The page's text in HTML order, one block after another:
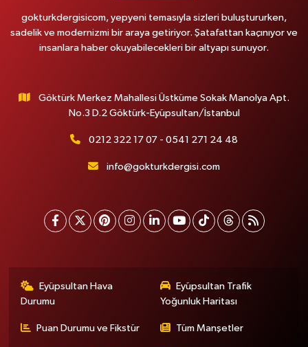
gokturkdergisicom, yepyeni temasıyla sizleri buluştururken,
sadelik ve modernizmi bir araya getiriyor. Şatafattan kaçınıyor ve
insanlara haber okuyabilecekleri bir altyapı sunuyor.
Göktürk Merkez Mahallesi Üstküme Sokak Manolya Apt.
No.3 D.2 Göktürk-Eyüpsultan/İstanbul
0212 322 17 07 - 0541 271 24 48
info@gokturkdergisi.com
Eyüpsultan Hava
Durumu
Eyüpsultan Trafik
Yoğunluk Haritası
Puan Durumu ve Fikstür Tüm Manşetler